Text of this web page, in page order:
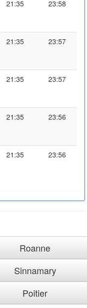
21:35 23:58
21:35 23:57
21:35 23:57
21:35 23:56
21:35 23:56
Roanne
Sinnamary
Poitier